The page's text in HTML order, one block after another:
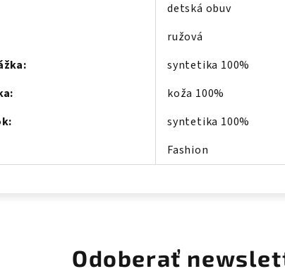
detská obuv
ružová
:
syntetika 100%
:
koža 100%
:
syntetika 100%
Fashion
Odoberať